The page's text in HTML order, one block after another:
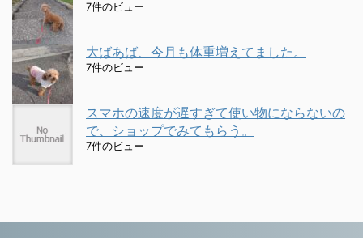
7件のビュー
大ばあば、今月も体重増えてました。
7件のビュー
スマホの速度が遅すぎて使い物にならないの
で、ショップでみてもらう。
7件のビュー